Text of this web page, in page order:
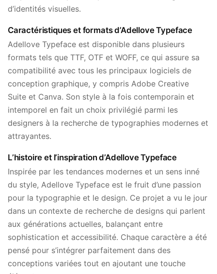
d’identités visuelles.
Caractéristiques et formats d’Adellove Typeface
Adellove Typeface est disponible dans plusieurs
formats tels que TTF, OTF et WOFF, ce qui assure sa
compatibilité avec tous les principaux logiciels de
conception graphique, y compris Adobe Creative
Suite et Canva. Son style à la fois contemporain et
intemporel en fait un choix privilégié parmi les
designers à la recherche de typographies modernes et
attrayantes.
L’histoire et l’inspiration d’Adellove Typeface
Inspirée par les tendances modernes et un sens inné
du style, Adellove Typeface est le fruit d’une passion
pour la typographie et le design. Ce projet a vu le jour
dans un contexte de recherche de designs qui parlent
aux générations actuelles, balançant entre
sophistication et accessibilité. Chaque caractère a été
pensé pour s’intégrer parfaitement dans des
conceptions variées tout en ajoutant une touche